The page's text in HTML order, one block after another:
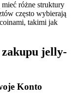
zainteresowania
mieć różne struktury
często wybierają
takimi jak
jelly-
Konto